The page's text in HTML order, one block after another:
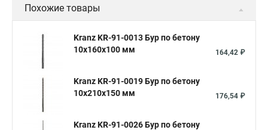
Похожие товары
Kranz KR-91-0013 Бур по бетону
10x160x100 мм
164,42 ₽
Kranz KR-91-0019 Бур по бетону
10x210x150 мм
176,54 ₽
Kranz KR-91-0026 Бур по бетону